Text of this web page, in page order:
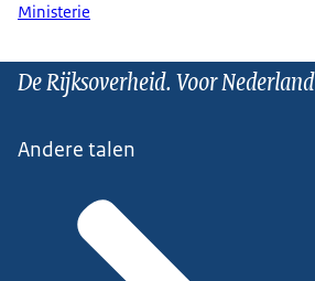
Ministerie
De Rijksoverheid. Voor Nederland
Andere talen